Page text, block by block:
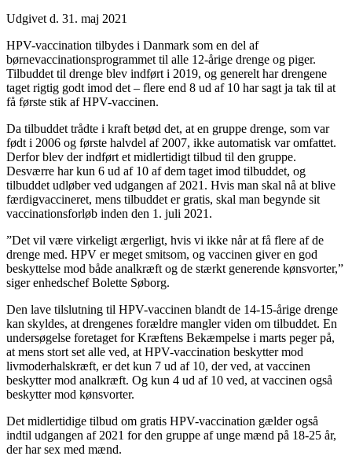
Udgivet d. 31. maj 2021
HPV-vaccination tilbydes i Danmark som en del af
børnevaccinationsprogrammet til alle 12-årige drenge og piger.
Tilbuddet til drenge blev indført i 2019, og generelt har drengene
taget rigtig godt imod det – flere end 8 ud af 10 har sagt ja tak til at
få første stik af HPV-vaccinen.
Da tilbuddet trådte i kraft betød det, at en gruppe drenge, som var
født i 2006 og første halvdel af 2007, ikke automatisk var omfattet.
Derfor blev der indført et midlertidigt tilbud til den gruppe.
Desværre har kun 6 ud af 10 af dem taget imod tilbuddet, og
tilbuddet udløber ved udgangen af 2021. Hvis man skal nå at blive
færdigvaccineret, mens tilbuddet er gratis, skal man begynde sit
vaccinationsforløb inden den 1. juli 2021.
”Det vil være virkeligt ærgerligt, hvis vi ikke når at få flere af de
drenge med. HPV er meget smitsom, og vaccinen giver en god
beskyttelse mod både analkræft og de stærkt generende kønsvorter,”
siger enhedschef Bolette Søborg.
Den lave tilslutning til HPV-vaccinen blandt de 14-15-årige drenge
kan skyldes, at drengenes forældre mangler viden om tilbuddet. En
undersøgelse foretaget for Kræftens Bekæmpelse i marts peger på,
at mens stort set alle ved, at HPV-vaccination beskytter mod
livmoderhalskræft, er det kun 7 ud af 10, der ved, at vaccinen
beskytter mod analkræft. Og kun 4 ud af 10 ved, at vaccinen også
beskytter mod kønsvorter.
Det midlertidige tilbud om gratis HPV-vaccination gælder også
indtil udgangen af 2021 for den gruppe af unge mænd på 18-25 år,
der har sex med mænd.